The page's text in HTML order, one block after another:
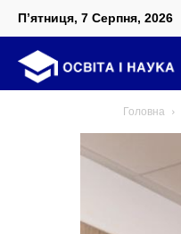
П’ятниця, 7 Серпня, 2026
Головна